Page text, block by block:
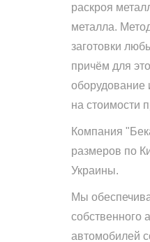
раскроя
металла.
заготовки
причём для
оборудование
на стоимости
Компания
размеров по
Украины.
Мы
собственного
автомобилей